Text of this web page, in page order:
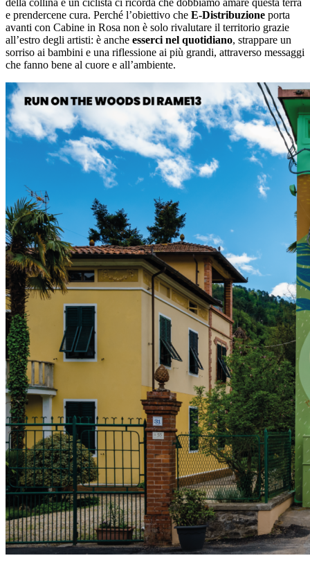
e prendercene cura. Perché l’obiettivo che E-Distribuzione porta
avanti con Cabine in Rosa non è solo rivalutare il territorio grazie
all’estro degli artisti: è anche esserci nel quotidiano, strappare un
sorriso ai bambini e una riflessione ai più grandi, attraverso messaggi
che fanno bene al cuore e all’ambiente.